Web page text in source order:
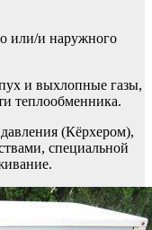
или/и наружного
и выхлопные газы,
теплообменника.
(Кёрхером),
специальной